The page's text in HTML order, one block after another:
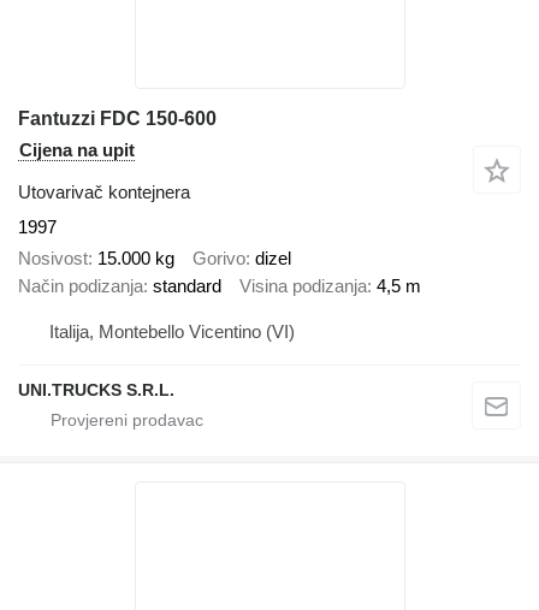
Fantuzzi FDC 150-600
Cijena na upit
Utovarivač kontejnera
1997
Nosivost 15.000 kg Gorivo dizel
Način podizanja standard Visina podizanja 4,5 m
Italija, Montebello Vicentino (VI)
UNI.TRUCKS S.R.L.